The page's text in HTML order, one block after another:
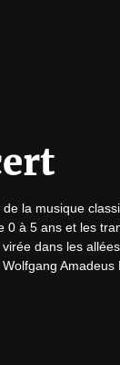
la musique
0 à 5 ans et les
dans les
Amadeus